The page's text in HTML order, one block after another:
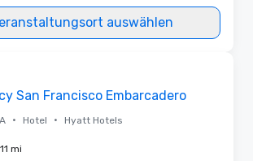
auswählen
San Francisco Embarcadero
• Hotel • Hyatt Hotels
11 mi